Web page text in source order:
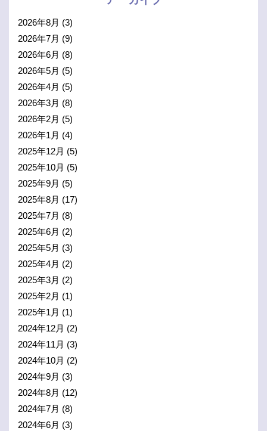
2026年8月 (3)
2026年7月 (9)
2026年6月 (8)
2026年5月 (5)
2026年4月 (5)
2026年3月 (8)
2026年2月 (5)
2026年1月 (4)
2025年12月 (5)
2025年10月 (5)
2025年9月 (5)
2025年8月 (17)
2025年7月 (8)
2025年6月 (2)
2025年5月 (3)
2025年4月 (2)
2025年3月 (2)
2025年2月 (1)
2025年1月 (1)
2024年12月 (2)
2024年11月 (3)
2024年10月 (2)
2024年9月 (3)
2024年8月 (12)
2024年7月 (8)
2024年6月 (3)